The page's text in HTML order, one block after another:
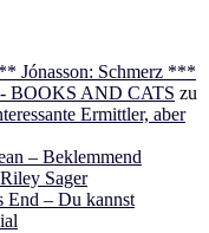
Jónasson: Schmerz ***
- BOOKS AND CATS zu
Ermittler, aber
– Beklemmend
Sager
End – Du kannst